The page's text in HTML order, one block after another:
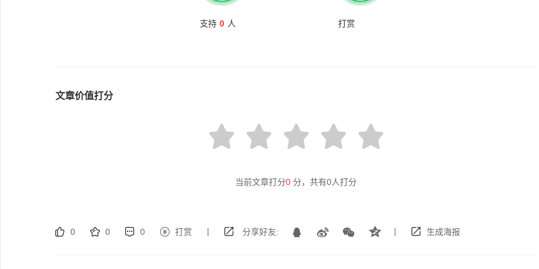
支持 0 人 打赏
文章价值打分
当前文章打分0 分，共有0人打分
0 0 0 打赏 | 分享好友: | 生成海报